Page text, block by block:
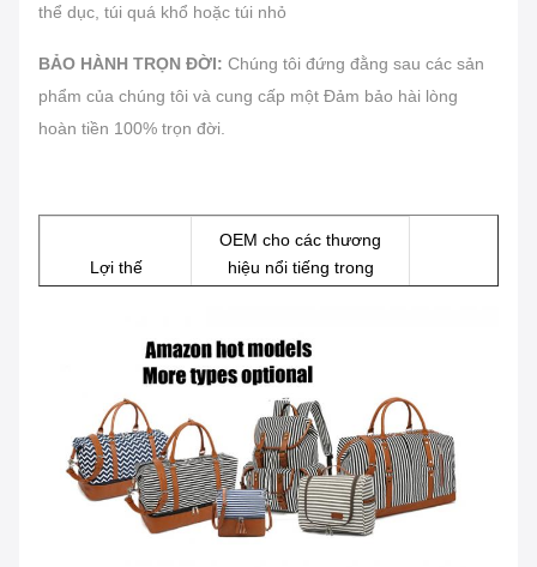
thể dục, túi quá khổ hoặc túi nhỏ
BẢO HÀNH TRỌN ĐỜI: Chúng tôi đứng đằng sau các sản
phẩm của chúng tôi và cung cấp một Đảm bảo hài lòng
hoàn tiền 100% trọn đời.
Lợi thế
OEM cho các thương
hiệu nổi tiếng trong
Đặc tính chống bụi bẩn thời trang
Vật chất
Chất lượng cao, dây da
PU
Giới tính Đàn ông phụ nữ
Màu sắc Màu xanh đen